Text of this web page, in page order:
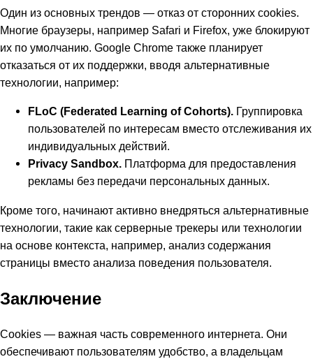
Один из основных трендов — отказ от сторонних cookies.
Многие браузеры, например Safari и Firefox, уже блокируют
их по умолчанию. Google Chrome также планирует
отказаться от их поддержки, вводя альтернативные
технологии, например:
FLoC (Federated Learning of Cohorts). Группировка
пользователей по интересам вместо отслеживания их
индивидуальных действий.
Privacy Sandbox. Платформа для предоставления
рекламы без передачи персональных данных.
Кроме того, начинают активно внедряться альтернативные
технологии, такие как серверные трекеры или технологии
на основе контекста, например, анализ содержания
страницы вместо анализа поведения пользователя.
Заключение
Cookies — важная часть современного интернета. Они
обеспечивают пользователям удобство, а владельцам